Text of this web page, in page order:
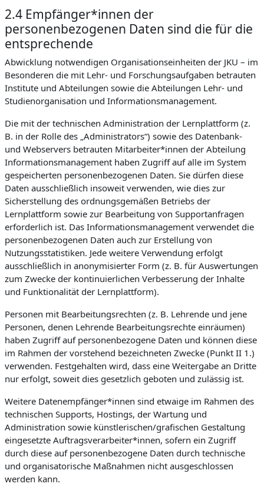
2.4 Empfänger*innen der
personenbezogenen Daten sind die für die
entsprechende
Abwicklung notwendigen Organisationseinheiten der JKU – im
Besonderen die mit Lehr- und Forschungsaufgaben betrauten
Institute und Abteilungen sowie die Abteilungen Lehr- und
Studienorganisation und Informationsmanagement.
Die mit der technischen Administration der Lernplattform (z.
B. in der Rolle des „Administrators“) sowie des Datenbank-
und Webservers betrauten Mitarbeiter*innen der Abteilung
Informationsmanagement haben Zugriff auf alle im System
gespeicherten personenbezogenen Daten. Sie dürfen diese
Daten ausschließlich insoweit verwenden, wie dies zur
Sicherstellung des ordnungsgemäßen Betriebs der
Lernplattform sowie zur Bearbeitung von Supportanfragen
erforderlich ist. Das Informationsmanagement verwendet die
personenbezogenen Daten auch zur Erstellung von
Nutzungsstatistiken. Jede weitere Verwendung erfolgt
ausschließlich in anonymisierter Form (z. B. für Auswertungen
zum Zwecke der kontinuierlichen Verbesserung der Inhalte
und Funktionalität der Lernplattform).
Personen mit Bearbeitungsrechten (z. B. Lehrende und jene
Personen, denen Lehrende Bearbeitungsrechte einräumen)
haben Zugriff auf personenbezogene Daten und können diese
im Rahmen der vorstehend bezeichneten Zwecke (Punkt II 1.)
verwenden. Festgehalten wird, dass eine Weitergabe an Dritte
nur erfolgt, soweit dies gesetzlich geboten und zulässig ist.
Weitere Datenempfänger*innen sind etwaige im Rahmen des
technischen Supports, Hostings, der Wartung und
Administration sowie künstlerischen/grafischen Gestaltung
eingesetzte Auftragsverarbeiter*innen, sofern ein Zugriff
durch diese auf personenbezogene Daten durch technische
und organisatorische Maßnahmen nicht ausgeschlossen
werden kann.